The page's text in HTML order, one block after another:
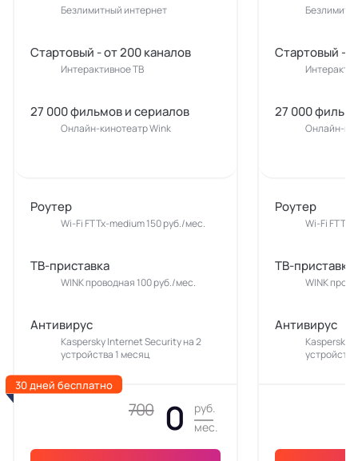
Безлимитный интернет
Стартовый - от 200 каналов
Интерактивное ТВ
27 000 фильмов и сериалов
Онлайн-кинотеатр Wink
Роутер
Wi-Fi FTTx-medium 150 руб./мес.
ТВ-приставка
WINK проводная 100 руб./мес.
Антивирус
Kaspersky Internet Security на 2
устройства 1 месяц
700 0
руб.
мес.
30 дней бесплатно
Стартовый -
27 000
Онлайн-
Роутер
Wi-Fi
ТВ-приставка
WINK
Антивирус
Kaspersky